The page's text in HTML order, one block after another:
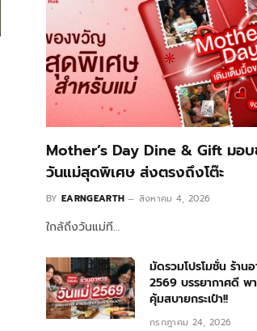
Mother’s Day Dine & Gift มอ
วันแม่สุดพิเศษ ส่งตรงถึงโต๊ะ
BY EARNGEARTH สิงหาคม 4, 2026
ใกล้ถึงวันแม่ที…
มัดรวมโปรโมชั่น ร้าน
2569 บรรยากาศดี พ
คุ้มสบายกระเป๋า!!
กรกฎาคม 24, 2026